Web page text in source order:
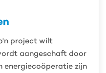
project wilt
aangeschaft door
energiecoöperatie zijn